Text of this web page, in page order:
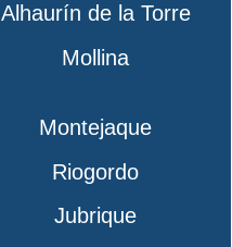
Alhaurín de la Torre
Mollina
Montejaque
Riogordo
Jubrique